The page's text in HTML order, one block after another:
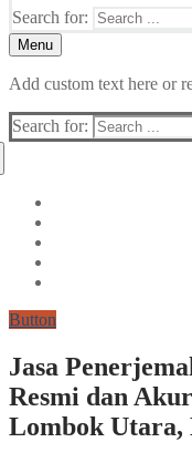
Search for:
Menu
Add custom text here or
Search for:
Button
Jasa
Resmi dan
Lombok Utara,